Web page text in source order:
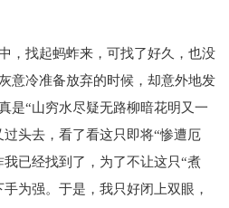
，找起蚂蚱来，可找了好久，也没
意冷准备放弃的时候，却意外地发
是“山穷水尽疑无路柳暗花明又一
头去，看了看这只即将“惨遭厄
已经找到了，为了不让这只“煮
为强。于是，我只好闭上双眼，